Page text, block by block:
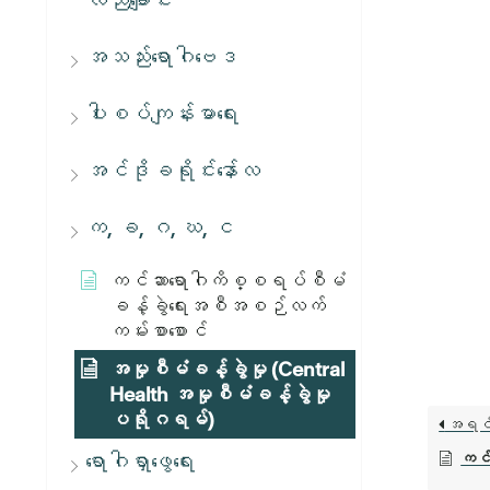
အသည်းရောဂါဗေဒ
ပါးစပ်ကျန်းမာရေး
အင်ဒိုခရိုင်းနော်လ
က, ခ, ဂ, ဃ, င
ကင်ဆာရောဂါကိစ္စရပ်စီမံ
ခန့်ခွဲရေးအစီအစဉ်လက်
ကမ်းစာစောင်
အမှုစီမံခန့်ခွဲမှု (Central
Health အမှုစီမံခန့်ခွဲမှု
ပရိုဂရမ်)
ရောဂါရှာဖွေရေး
အရ
ကင်